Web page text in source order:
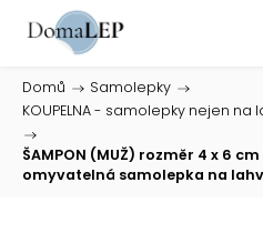
Domů / Samolepky /
KOUPELNA - samolepky nejen na
/
ŠAMPON (MUŽ) rozměr 4 x 6
omyvatelná samolepka na